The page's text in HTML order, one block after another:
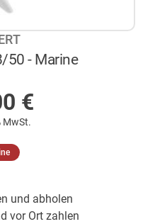
50 - Marine
€
MwSt.
(ausgewählt)
und abholen
vor Ort zahlen